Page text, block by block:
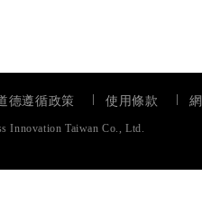
德遵循政策 使用條款
Innovation Taiwan Co., Ltd.